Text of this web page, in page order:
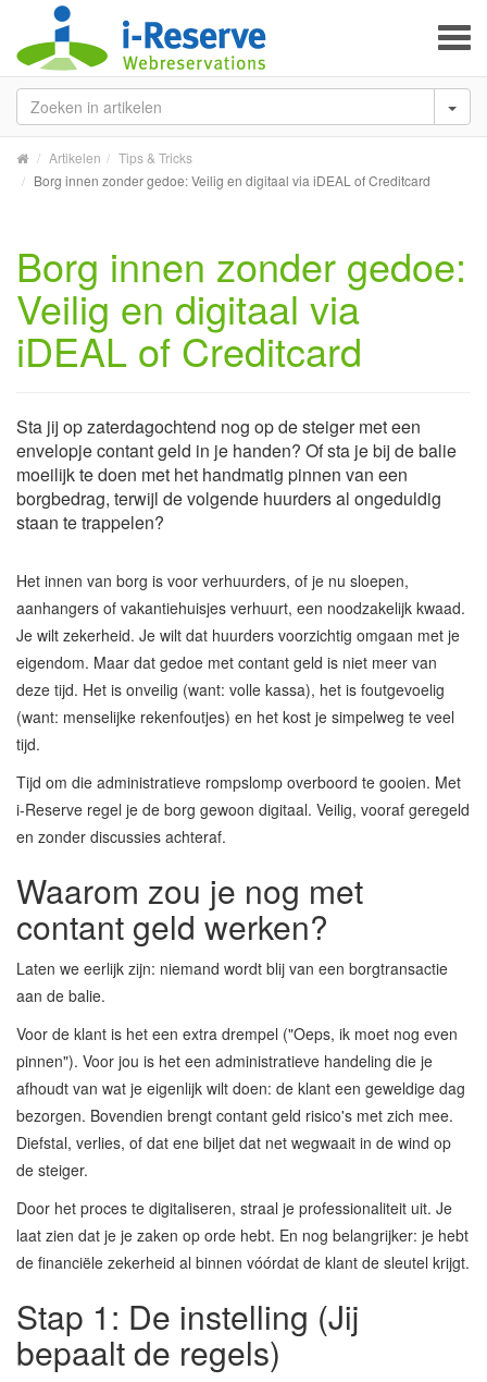
Artikelen
Tips & Tricks
Borg innen zonder gedoe: Veilig en digitaal via iDEAL of Creditcard
Borg innen zonder gedoe:
Veilig en digitaal via
iDEAL of Creditcard
Sta jij op zaterdagochtend nog op de steiger met een
envelopje contant geld in je handen? Of sta je bij de balie
moeilijk te doen met het handmatig pinnen van een
borgbedrag, terwijl de volgende huurders al ongeduldig
staan te trappelen?
Het innen van borg is voor verhuurders, of je nu sloepen,
aanhangers of vakantiehuisjes verhuurt, een noodzakelijk kwaad.
Je wilt zekerheid. Je wilt dat huurders voorzichtig omgaan met je
eigendom. Maar dat gedoe met contant geld is niet meer van
deze tijd. Het is onveilig (want: volle kassa), het is foutgevoelig
(want: menselijke rekenfoutjes) en het kost je simpelweg te veel
tijd.
Tijd om die administratieve rompslomp overboord te gooien. Met
i-Reserve regel je de borg gewoon digitaal. Veilig, vooraf geregeld
en zonder discussies achteraf.
Waarom zou je nog met
contant geld werken?
Laten we eerlijk zijn: niemand wordt blij van een borgtransactie
aan de balie.
Voor de klant is het een extra drempel ("Oeps, ik moet nog even
pinnen"). Voor jou is het een administratieve handeling die je
afhoudt van wat je eigenlijk wilt doen: de klant een geweldige dag
bezorgen. Bovendien brengt contant geld risico's met zich mee.
Diefstal, verlies, of dat ene biljet dat net wegwaait in de wind op
de steiger.
Door het proces te digitaliseren, straal je professionaliteit uit. Je
laat zien dat je je zaken op orde hebt. En nog belangrijker: je hebt
de financiële zekerheid al binnen vóórdat de klant de sleutel krijgt.
Stap 1: De instelling (Jij
bepaalt de regels)